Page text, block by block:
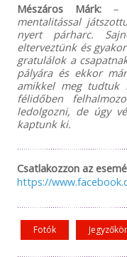
Mészáros Márk:
–
mentalitással
nyert párharc.
elterveztünk és
gratulálok a
pályára és ekkor
amikkel meg tudtuk
félidőben
ledolgozni, de úgy
kaptunk ki.
Csatlakozzon az
https://
Fotók